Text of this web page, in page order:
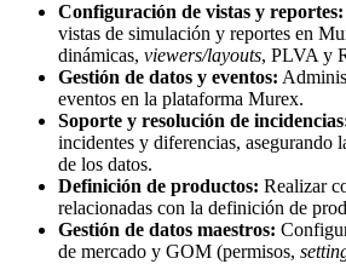
Configuración de vistas y reportes:
vistas de simulación y reportes en
dinámicas, viewers/layouts, PLVA y
Gestión de datos y eventos:
eventos en la plataforma Murex.
Soporte y resolución de
incidentes y diferencias, asegurando
de los datos.
Definición de productos: Realizar
relacionadas con la definición de
Gestión de datos maestros:
de mercado y GOM (permisos,